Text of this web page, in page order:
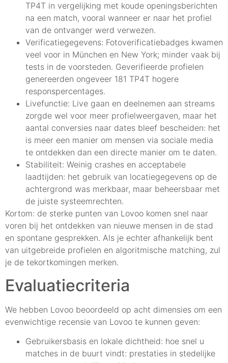
TP4T in vergelijking met koude openingsberichten
na een match, vooral wanneer er naar het profiel
van de ontvanger werd verwezen.
Verificatiegegevens: Fotoverificatiebadges kwamen
veel voor in München en New York; minder vaak bij
tests in de voorsteden. Geverifieerde profielen
genereerden ongeveer 181 TP4T hogere
responspercentages.
Livefunctie: Live gaan en deelnemen aan streams
zorgde wel voor meer profielweergaven, maar het
aantal conversies naar dates bleef bescheiden: het
is meer een manier om mensen via sociale media
te ontdekken dan een directe manier om te daten.
Stabiliteit: Weinig crashes en acceptabele
laadtijden: het gebruik van locatiegegevens op de
achtergrond was merkbaar, maar beheersbaar met
de juiste systeemrechten.
Kortom: de sterke punten van Lovoo komen snel naar
voren bij het ontdekken van nieuwe mensen in de stad
en spontane gesprekken. Als je echter afhankelijk bent
van uitgebreide profielen en algoritmische matching, zul
je de tekortkomingen merken.
Evaluatiecriteria
We hebben Lovoo beoordeeld op acht dimensies om een
evenwichtige recensie van Lovoo te kunnen geven:
Gebruikersbasis en lokale dichtheid: hoe snel u
matches in de buurt vindt: prestaties in stedelijke